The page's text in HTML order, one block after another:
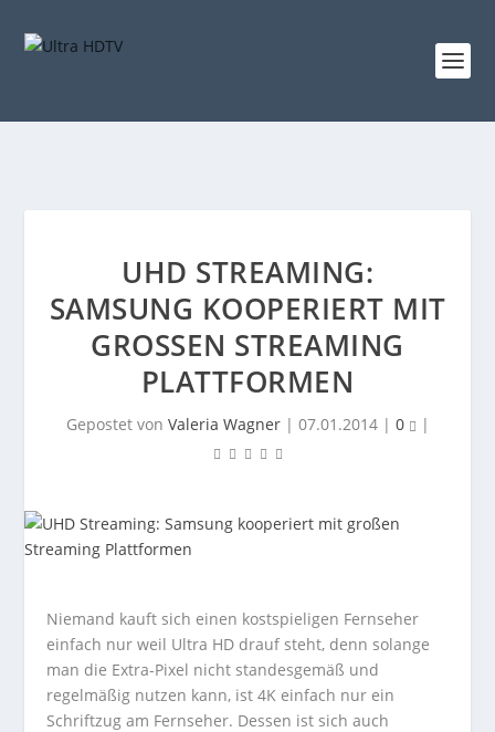
UHD STREAMING:
SAMSUNG KOOPERIERT MIT
GROSSEN STREAMING P
LATTFORMEN
Gepostet von Valeria Wagner| 07.01.2014| 0 |
Niemand kauft sich einen kostspieligen Fernseher
einfach nur weil Ultra HD drauf steht, denn solange
man die Extra-Pixel nicht standesgemäß und
regelmäßig nutzen kann, ist 4K einfach nur ein
Schriftzug am Fernseher. Dessen ist sich auch